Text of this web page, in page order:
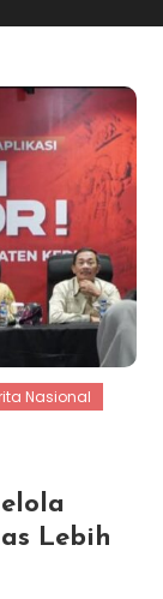
Nasional
Lebih